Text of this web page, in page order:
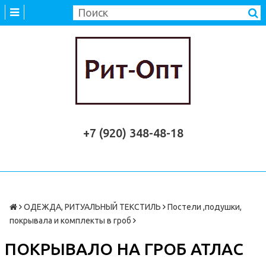
+7 (920) 348-48-18
ОДЕЖДА, РИТУАЛЬНЫЙ ТЕКСТИЛЬ
Постели ,подушки,
покрывала и комплекты в гроб
ПОКРЫВАЛО НА ГРОБ АТЛАС